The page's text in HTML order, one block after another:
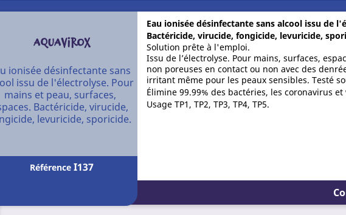
Eau ionisée désinfectante sans alcool issu de
Bactéricide, virucide, fongicide, levuricide,
Solution prête à l'emploi.
Issu de l’électrolyse. Pour mains, surfaces,
non poreuses en contact ou non avec des
irritant même pour les peaux sensibles. Testé
Élimine 99.99% des bactéries, les coronavirus
Usage TP1, TP2, TP3, TP4, TP5.
AQUAVIROX
ionisée désinfectante sans
issu de l'électrolyse. Pour
mains et peau, surfaces,
Bactéricide, virucide,
levuricide, sporicide.
Référence I137